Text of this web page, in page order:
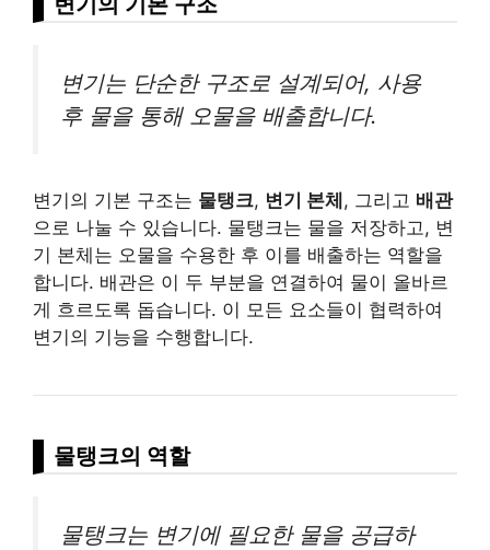
변기는 단순한 구조로 설계되어, 사용
후 물을 통해 오물을 배출합니다.
변기의 기본 구조는 물탱크, 변기 본체 , 그리고 배관
으로 나눌 수 있습니다. 물탱크는 물을 저장하고, 변
기 본체는 오물을 수용한 후 이를 배출하는 역할을
합니다. 배관은 이 두 부분을 연결하여 물이 올바르
게 흐르도록 돕습니다. 이 모든 요소들이 협력하여
변기의 기능을 수행합니다.
물탱크의 역할
물탱크는 변기에 필요한 물을 공급하